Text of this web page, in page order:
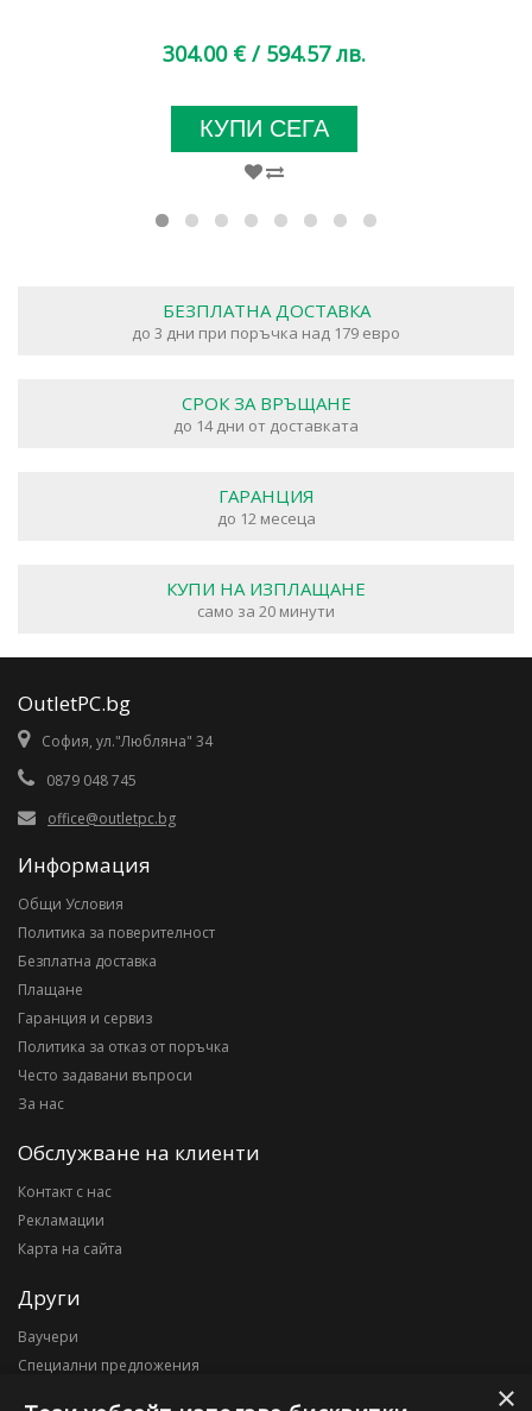
304.00 € / 594.57 лв.
КУПИ СЕГА
БЕЗПЛАТНА ДОСТАВКА
до 3 дни при поръчка над 179 евро
СРОК ЗА ВРЪЩАНЕ
до 14 дни от доставката
ГАРАНЦИЯ
до 12 месеца
КУПИ НА ИЗПЛАЩАНЕ
само за 20 минути
OutletPC.bg
София, ул."Любляна" 34
0879 048 745
office@outletpc.bg
Информация
Общи Условия
Политика за поверителност
Безплатна доставка
Плащане
Гаранция и сервиз
Политика за отказ от поръчка
Често задавани въпроси
За нас
Обслужване на клиенти
Контакт с нас
Рекламации
Карта на сайта
Други
Ваучери
Специални предложения
×